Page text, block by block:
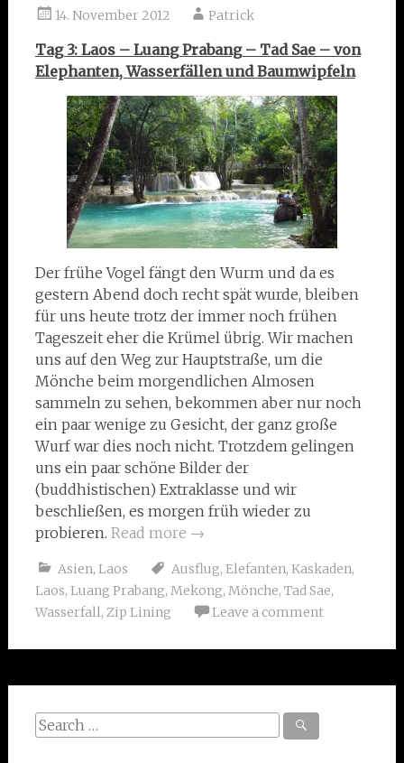
14. November 2012 Patrick
Tag 3: Laos – Luang Prabang – Tad Sae – von
Elephanten, Wasserfällen und Baumwipfeln
Der frühe Vogel fängt den Wurm und da es
gestern Abend doch recht spät wurde, bleiben
für uns heute trotz der immer noch frühen
Tageszeit eher die Krümel übrig. Wir machen
uns auf den Weg zur Hauptstraße, um die
Mönche beim morgendlichen Almosen
sammeln zu sehen, bekommen aber nur noch
ein paar wenige zu Gesicht, der ganz große
Wurf war dies noch nicht. Trotzdem gelingen
uns ein paar schöne Bilder der
(buddhistischen) Extraklasse und wir
beschließen, es morgen früh wieder zu
probieren. Read more →
Asien, Laos Ausflug, Elefanten, Kaskaden,
Laos, Luang Prabang, Mekong, Mönche, Tad Sae,
Wasserfall, Zip Lining Leave a comment
Search